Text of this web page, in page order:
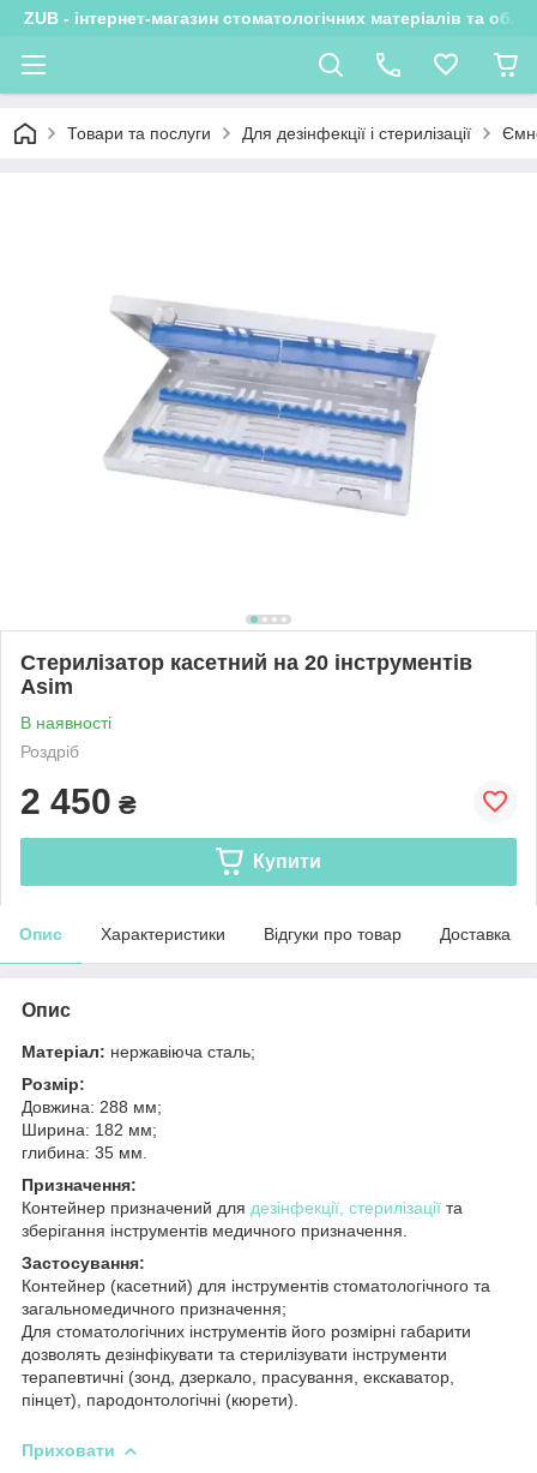
ZUB - інтернет-магазин стоматологічних матеріалів та
Товари та послуги Для дезінфекції і стерилізації
Стерилізатор касетний на 20 інструментів
Asim
В наявності
Роздріб
2 450 ₴
Купити
Опис Характеристики Відгуки про товар Доставка
Опис
Матеріал: нержавіюча сталь;
Розмір:
Довжина: 288 мм;
Ширина: 182 мм;
глибина: 35 мм.
Призначення:
Контейнер призначений для дезінфекції, стерилізації та
зберігання інструментів медичного призначення.
Застосування:
Контейнер (касетний) для інструментів стоматологічного та
загальномедичного призначення;
Для стоматологічних інструментів його розмірні габарити
дозволять дезінфікувати та стерилізувати інструменти
терапевтичні (зонд, дзеркало, прасування, екскаватор,
пінцет), пародонтологічні (кюрети).
Приховати